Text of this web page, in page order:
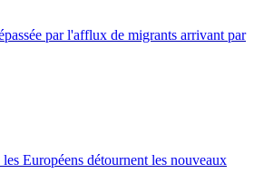
par l'afflux de migrants arrivant par
Européens détournent les nouveaux